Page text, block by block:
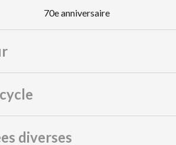
70e anniversaire
diverses